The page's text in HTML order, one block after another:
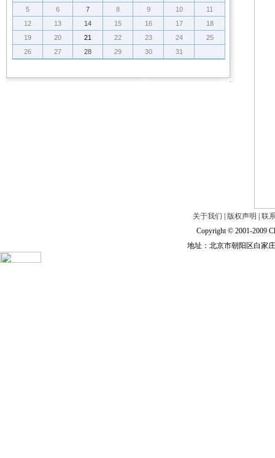
5
6 7 8 9 10
11
12
13 14 15 16 17
18
19
20 21 22 23 24
25
26
27 28 29 30 31
关于我们 版权声明
联
Copyright © 2001-2009
地址：北京市朝阳区白家